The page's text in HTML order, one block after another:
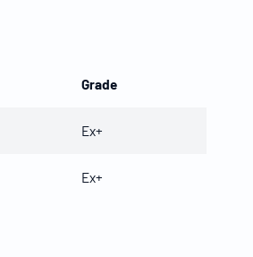
Grade
Ex+
Ex+